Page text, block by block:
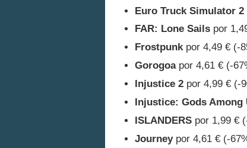
Euro Truck Simulator 2
FAR: Lone Sails por
Frostpunkpor 4,49 € (-
Gorogoapor 4,61 € (-
Injustice 2 por 4,99 € (-
Injustice: Gods
ISLANDERS por 1,99 €
Journeypor 4,61 € (-